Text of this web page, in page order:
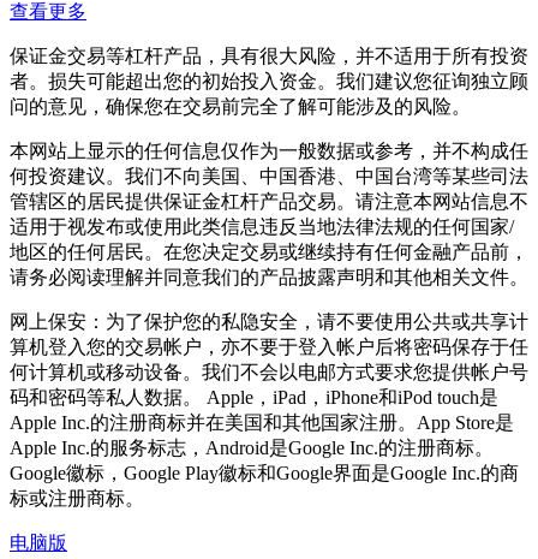
查看更多
保证金交易等杠杆产品，具有很大风险，并不适用于所有投资
者。损失可能超出您的初始投入资金。我们建议您征询独立顾
问的意见，确保您在交易前完全了解可能涉及的风险。
本网站上显示的任何信息仅作为一般数据或参考，并不构成任
何投资建议。我们不向美国、中国香港、中国台湾等某些司法
管辖区的居民提供保证金杠杆产品交易。请注意本网站信息不
适用于视发布或使用此类信息违反当地法律法规的任何国家/
地区的任何居民。在您决定交易或继续持有任何金融产品前，
请务必阅读理解并同意我们的产品披露声明和其他相关文件。
网上保安：为了保护您的私隐安全，请不要使用公共或共享计
算机登入您的交易帐户，亦不要于登入帐户后将密码保存于任
何计算机或移动设备。我们不会以电邮方式要求您提供帐户号
码和密码等私人数据。 Apple，iPad，iPhone和iPod touch是
Apple Inc.的注册商标并在美国和其他国家注册。App Store是
Apple Inc.的服务标志，Android是Google Inc.的注册商标。
Google徽标，Google Play徽标和Google界面是Google Inc.的商
标或注册商标。
电脑版